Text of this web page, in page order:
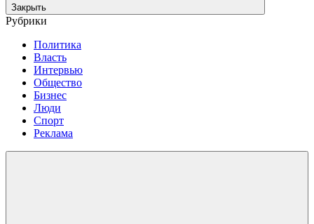
Закрыть
Рубрики
Политика
Власть
Интервью
Общество
Бизнес
Люди
Спорт
Реклама